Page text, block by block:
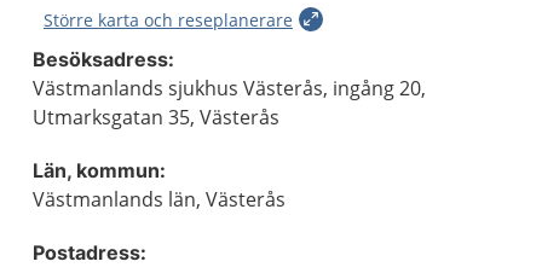
Större karta och reseplanerare
Besöksadress:
Västmanlands sjukhus Västerås, ingång 20,
Utmarksgatan 35, Västerås
Län, kommun:
Västmanlands län, Västerås
Postadress: